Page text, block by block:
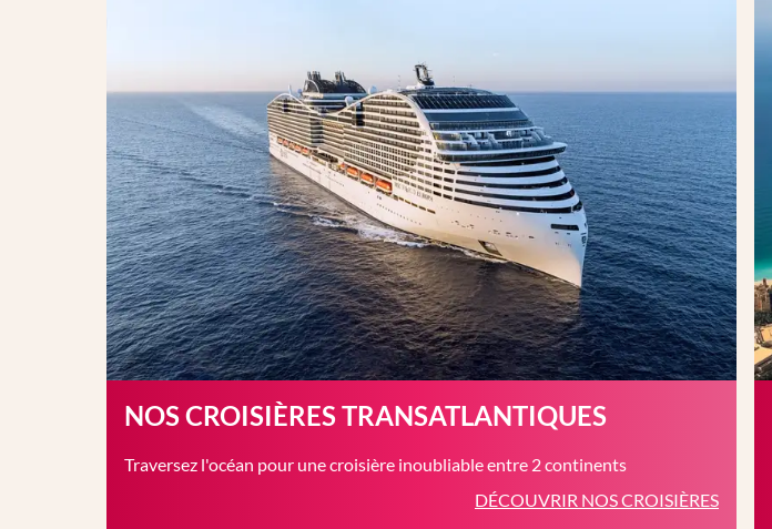
NOS CROISIÈRES TRANSATLANTIQUES
Traversez l'océan pour une croisière inoubliable entre 2 continents
DÉCOUVRIR NOS CROISIÈRES